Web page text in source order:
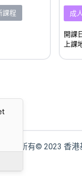
課程 成
開課
上課
版權所有© 2023 香